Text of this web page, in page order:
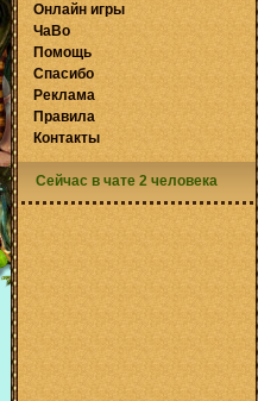
Онлайн игры
ЧаВо
Помощь
Спасибо
Реклама
Правила
Контакты
Сейчас в чате 2 человека